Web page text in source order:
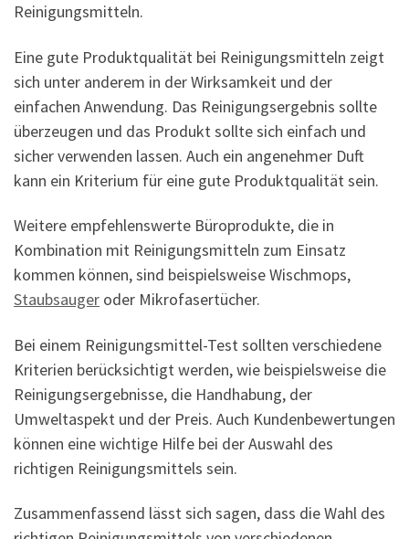
Reinigungsmitteln.
Eine gute Produktqualität bei Reinigungsmitteln zeigt
sich unter anderem in der Wirksamkeit und der
einfachen Anwendung. Das Reinigungsergebnis sollte
überzeugen und das Produkt sollte sich einfach und
sicher verwenden lassen. Auch ein angenehmer Duft
kann ein Kriterium für eine gute Produktqualität sein.
Weitere empfehlenswerte Büroprodukte, die in
Kombination mit Reinigungsmitteln zum Einsatz
kommen können, sind beispielsweise Wischmops,
Staubsauger oder Mikrofasertücher.
Bei einem Reinigungsmittel-Test sollten verschiedene
Kriterien berücksichtigt werden, wie beispielsweise die
Reinigungsergebnisse, die Handhabung, der
Umweltaspekt und der Preis. Auch Kundenbewertungen
können eine wichtige Hilfe bei der Auswahl des
richtigen Reinigungsmittels sein.
Zusammenfassend lässt sich sagen, dass die Wahl des